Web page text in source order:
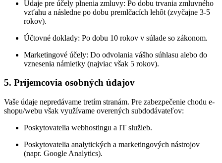
Údaje pre účely plnenia zmluvy: Po dobu trvania zmluvného
vzťahu a následne po dobu premlčacích lehôt (zvyčajne 3-5
rokov).
Účtovné doklady: Po dobu 10 rokov v súlade so zákonom.
Marketingové účely: Do odvolania vášho súhlasu alebo do
vznesenia námietky (najviac však 5 rokov).
5. Príjemcovia osobných údajov
Vaše údaje nepredávame tretím stranám. Pre zabezpečenie chodu e-
shopu/webu však využívame overených subdodávateľov:
Poskytovatelia webhostingu a IT služieb.
Poskytovatelia analytických a marketingových nástrojov
(napr. Google Analytics).